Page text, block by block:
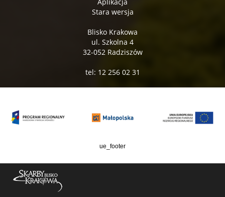
Stara wersja
Blisko Krakowa
ul. Szkolna 4
32-052 Radziszów
tel: 12 256 02 31
ue_footer